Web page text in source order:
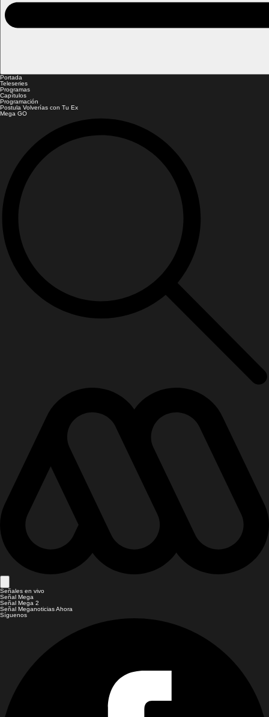
Portada
Teleseries
Programas
Capítulos
Programación
Postula Volverías con Tu Ex
Mega GO
Señales en vivo
Señal Mega
Señal Mega 2
Señal Meganoticias Ahora
Síguenos